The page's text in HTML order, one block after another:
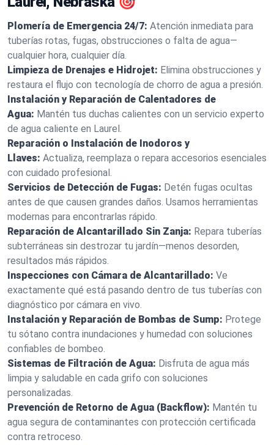
Plomería de Emergencia 24/7: Atención inmediata para
tuberías rotas, fugas, obstrucciones o falta de agua—
cualquier hora, cualquier día.
Limpieza de Drenajes e Hidrojet: Elimina obstrucciones y
restaura el flujo con tecnología de chorro de agua a presión.
Instalación y Reparación de Calentadores de
Agua: Mantén tus duchas calientes con un servicio experto
de agua caliente en Laurel.
Reparación o Instalación de Inodoros y
Llaves: Actualiza, reemplaza o repara accesorios esenciales
con cuidado profesional.
Servicios de Detección de Fugas: Detén fugas ocultas
antes de que causen grandes daños. Usamos herramientas
modernas para encontrarlas rápido.
Reparación de Alcantarillado Sin Zanja: Repara tuberías
subterráneas sin destrozar tu jardín—menos desorden,
resultados más rápidos.
Inspecciones con Cámara de Alcantarillado: Ve
exactamente qué está pasando dentro de tus tuberías con
diagnóstico por cámara en vivo.
Instalación y Reparación de Bombas de Sump: Protege
tu sótano contra inundaciones y humedad con soluciones
confiables de bombeo.
Sistemas de Filtración de Agua: Disfruta de agua más
limpia y saludable en cada grifo con soluciones
personalizadas.
Prevención de Retorno de Agua (Backflow): Mantén tu
agua segura de contaminantes con protección certificada
contra retroceso.